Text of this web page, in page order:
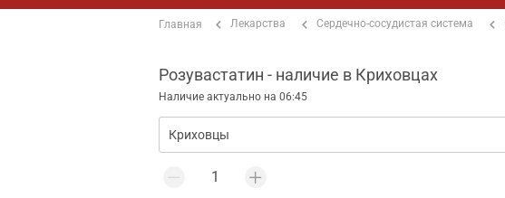
Главная Лекарства Сердечно-сосудистая система
Розувастатин - наличие в Криховцах
Наличие актуально на 06:45